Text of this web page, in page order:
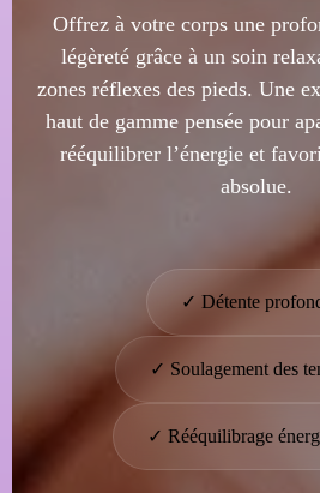
Offrez à votre corps une
légèreté grâce à un soin
zones réflexes des pieds. Une
haut de gamme pensée pour
rééquilibrer l’énergie et
absolue.
✓ Détente
✓ Soulagement des
✓ Rééquilibrage